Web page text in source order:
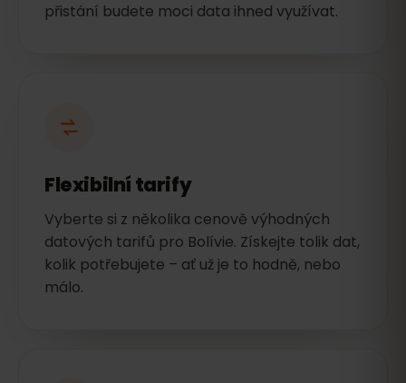
přistání budete moci data ihned využívat.
Flexibilní tarify
Vyberte si z několika cenově výhodných
datových tarifů pro Bolívie. Získejte tolik dat,
kolik potřebujete – ať už je to hodně, nebo
málo.